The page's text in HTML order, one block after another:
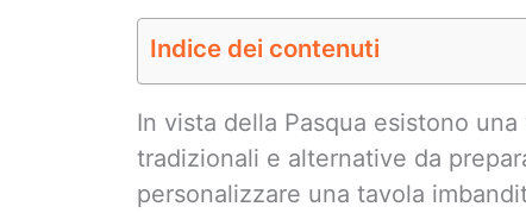
Indice dei contenuti
In vista della Pasqua esistono
tradizionali e alternative da
personalizzare una tavola